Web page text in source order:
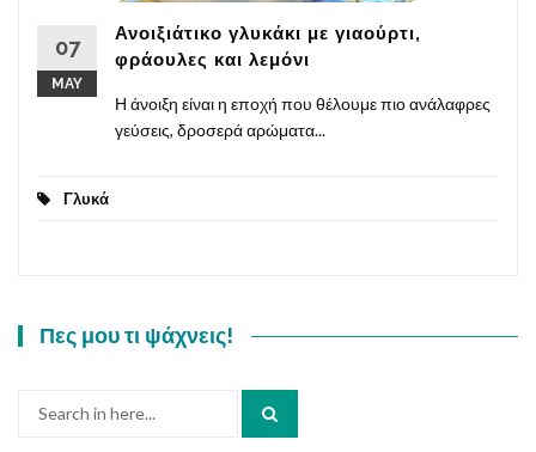
07
MAY
Ανοιξιάτικο γλυκάκι με γιαούρτι,
φράουλες και λεμόνι
Η άνοιξη είναι η εποχή που θέλουμε πιο ανάλαφρες
γεύσεις, δροσερά αρώματα...
Γλυκά
Πες μου τι ψάχνεις!